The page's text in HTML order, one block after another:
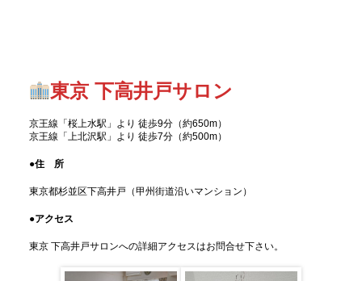
東京 下高井戸サロン
京王線「桜上水駅」より 徒歩9分（約650m）
京王線「上北沢駅」より 徒歩7分（約500m）
●住 所
東京都杉並区下高井戸（甲州街道沿いマンション）
●アクセス
東京 下高井戸サロンへの詳細アクセスはお問合せ下さい。